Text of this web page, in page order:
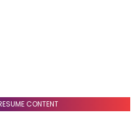
CONTENT